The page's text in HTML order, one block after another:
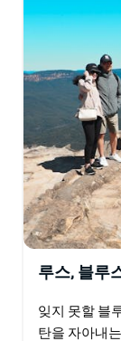
을 만나고 그
것이라고 약속
루스, 블루
잊지 못할 블
탄을 자아내